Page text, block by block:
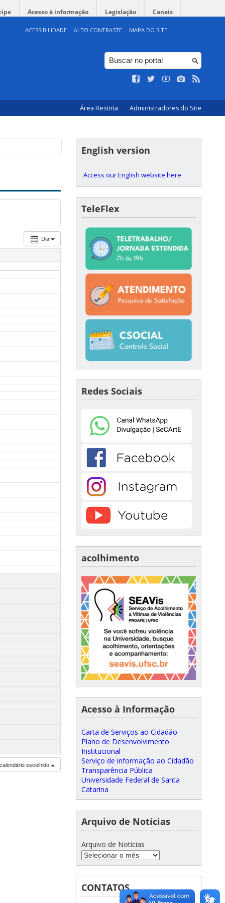
Acesso à informação Legislação Canais
ACESSIBILIDADE ALTO CONTRASTE MAPA DO SITE
Área Restrita Administradores do Site
Dia
escolhido
English version
Access our English website here
TeleFlex
Redes Sociais
acolhimento
Acesso à Informação
Carta de Serviços ao Cidadão
Plano de Desenvolvimento
Institucional
Serviço de informação ao Cidadão
Transparência Pública
Universidade Federal de Santa
Catarina
Arquivo de Notícias
Arquivo de Notícias
CONTATOS